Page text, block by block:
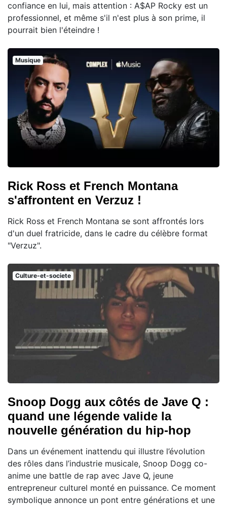
confiance en lui, mais attention : A$AP Rocky est un
professionnel, et même s'il n'est plus à son prime, il
pourrait bien l'éteindre !
Musique
Rick Ross et French Montana
s'affrontent en Verzuz !
Rick Ross et French Montana se sont affrontés lors
d'un duel fratricide, dans le cadre du célèbre format
"Verzuz".
Culture-et-societe
Snoop Dogg aux côtés de Jave Q :
quand une légende valide la
nouvelle génération du hip-hop
Dans un événement inattendu qui illustre l’évolution
des rôles dans l’industrie musicale, Snoop Dogg co-
anime une battle de rap avec Jave Q, jeune
entrepreneur culturel monté en puissance. Ce moment
symbolique annonce un pont entre générations et une